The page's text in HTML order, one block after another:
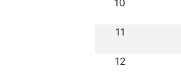
10
11
12